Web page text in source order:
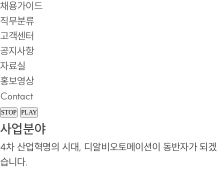
채용가이드
직무분류
고객센터
공지사항
자료실
홍보영상
Contact
STOP PLAY
사업분야
4차 산업혁명의 시대, 디알비오토메이션이 동반자가 되겠
습니다.